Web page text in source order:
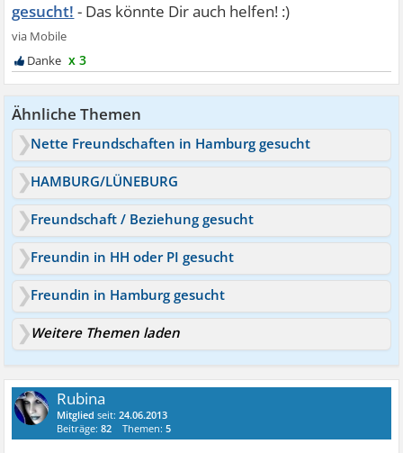
gesucht!
x 3
Ähnliche Themen
Nette Freundschaften in Hamburg gesucht
HAMBURG/LÜNEBURG
Freundschaft / Beziehung gesucht
Freundin in HH oder PI gesucht
Freundin in Hamburg gesucht
Weitere Themen laden
Rubina
Mitglied seit:24.06.2013
Beiträge:82 Themen:5